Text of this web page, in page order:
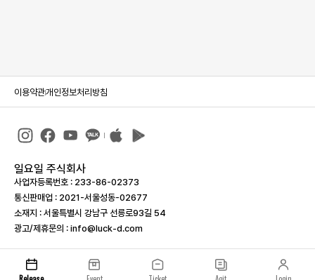
이용약관개인정보처리방침
일요일 주식회사
사업자등록번호 : 233-86-023­73
통신판매업 : 2021-서울성동-02677
소재지 : 서울특별시 강남구 선릉로93길 54
광고/제휴문의 : info@luck-d.com